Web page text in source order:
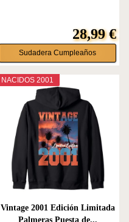
28,99 €
Sudadera Cumpleaños
NACIDOS 2001
Vintage 2001 Edición Limitada
Palmeras Puesta de...